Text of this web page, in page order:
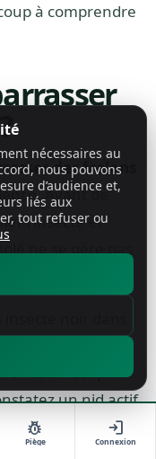
à comprendre
des frelons
Avant de
l’insecte et
ne se gère pas
noir dans
ou d’une abeille
n’est pas
un nid actif
: il faut éviter
un
pest_control
Piège
login
Connexion
nécessaires au
nous pouvons
d’audience et,
liés aux
tout refuser ou